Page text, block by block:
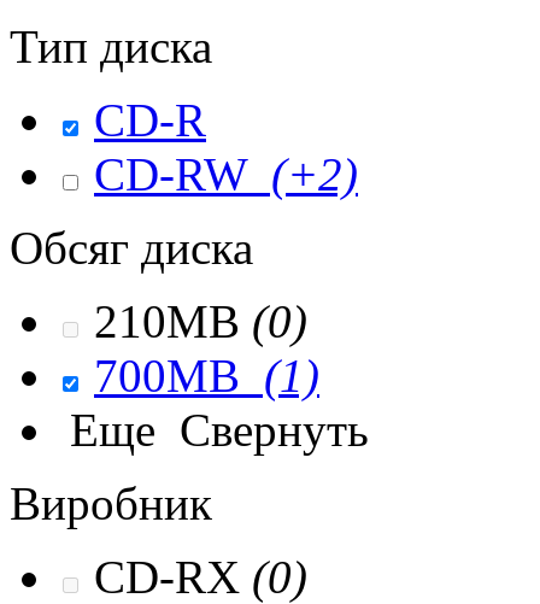
Тип диска
CD-R
CD-RW (+2)
Обсяг диска
210MB (0)
700MB (1)
Еще Свернуть
Виробник
CD-RX (0)